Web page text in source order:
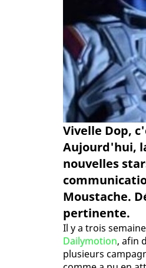
Vivelle Dop,
Aujourd'hui,
nouvelles
Moustache.
pertinente.
Il y a trois
Dailymotion, afin
plusieurs